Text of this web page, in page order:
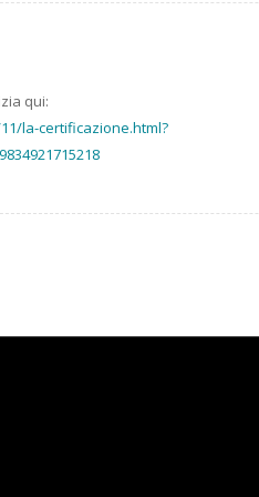
qui:
la-certificazione.html?